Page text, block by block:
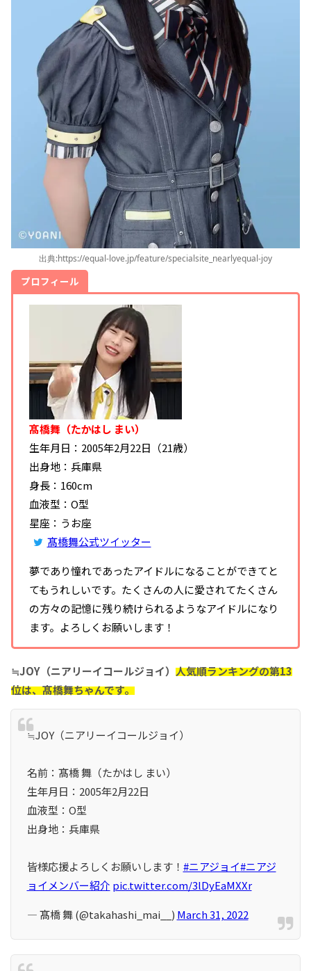
出典:https://equal-love.jp/feature/specialsite_nearlyequal-joy
プロフィール
髙橋舞（たかはし まい）
生年月日：2005年2月22日（21歳）
出身地：兵庫県
身長：160cm
血液型：O型
星座：うお座
髙橋舞公式ツイッター
夢であり憧れであったアイドルになることができてと
てもうれしいです。たくさんの人に愛されてたくさん
の方々の記憶に残り続けられるようなアイドルになり
ます。よろしくお願いします！
≒JOY（ニアリーイコールジョイ） 人気順ランキングの第13
位は、髙橋舞ちゃんです。
≒JOY（ニアリーイコールジョイ）
名前：髙橋 舞（たかはし まい）
生年月日：2005年2⽉22日
血液型：O型
出身地：兵庫県
皆様応援よろしくお願いします！ #ニアジョイ#ニアジ
ョイメンバー紹介 pic.twitter.com/3lDyEaMXXr
— 髙橋 舞 (@takahashi_mai__) March 31, 2022